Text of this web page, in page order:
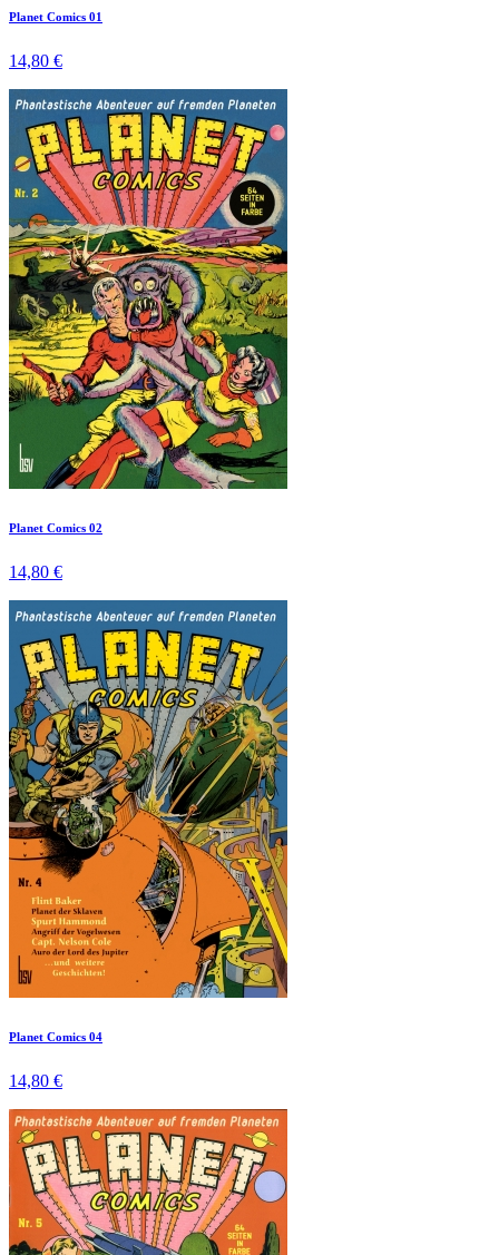
Planet Comics 01
14,80 €
Planet Comics 02
14,80 €
Planet Comics 04
14,80 €